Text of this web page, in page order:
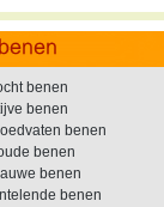
benen
benen
benen
benen
benen
benen